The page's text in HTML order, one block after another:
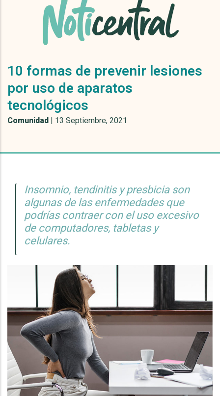
10 formas de prevenir lesiones
por uso de aparatos
tecnológicos
Comunidad | 13 Septiembre, 2021
Insomnio, tendinitis y presbicia son
algunas de las enfermedades que
podrías contraer con el uso excesivo
de computadores, tabletas y
celulares.